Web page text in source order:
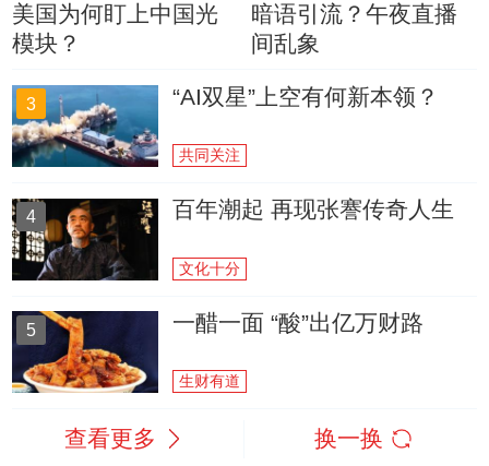
美国为何盯上中国光
模块？
暗语引流？午夜直播
间乱象
3 “AI双星”上空有何新本领？
共同关注
4 百年潮起 再现张謇传奇人生
文化十分
5 一醋一面 “酸”出亿万财路
生财有道
查看更多 换一换